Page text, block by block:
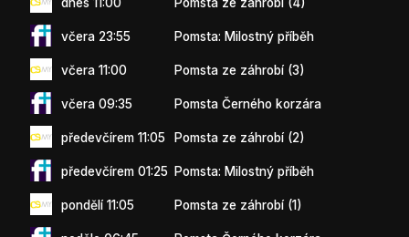
včera 23:55 Pomsta: Milostný příběh
včera 11:00 Pomsta ze záhrobí (3)
včera 09:35 Pomsta Černého korzára
předevčírem 11:05 Pomsta ze záhrobí (2)
předevčírem 01:25 Pomsta: Milostný příběh
pondělí 11:05 Pomsta ze záhrobí (1)